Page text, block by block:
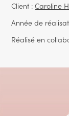
Client :Caroline
Année de
Réalisé en